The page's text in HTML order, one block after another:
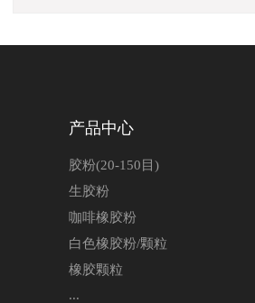
产品中心
胶粉(20-150目)
生胶粉
咖啡橡胶粉
白色橡胶粉/颗粒
橡胶颗粒
...